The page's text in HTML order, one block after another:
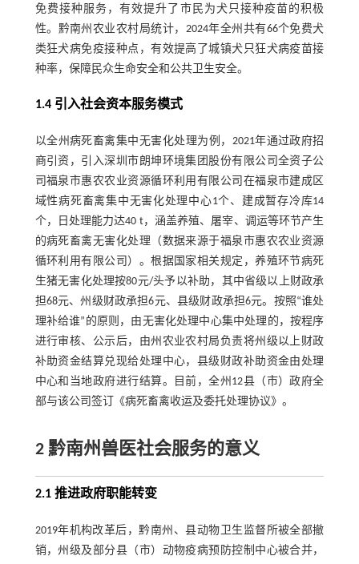
免费接种服务，有效提升了市民为犬只接种疫苗的积极
性。黔南州农业农村局统计，2024年全州共有66个免费犬
类狂犬病免疫接种点，有效提高了城镇犬只狂犬病疫苗接
种率，保障民众生命安全和公共卫生安全。
1.4 引入社会资本服务模式
以全州病死畜禽集中无害化处理为例，2021年通过政府招
商引资，引入深圳市朗坤环境集团股份有限公司全资子公
司福泉市惠农农业资源循环利用有限公司在福泉市建成区
域性病死畜禽集中无害化处理中心1个、建成暂存冷库14
个，日处理能力达40 t，涵盖养殖、屠宰、调运等环节产生
的病死畜禽无害化处理（数据来源于福泉市惠农农业资源
循环利用有限公司）。根据国家相关规定，养殖环节病死
生猪无害化处理按80元/头予以补助，其中省级以上财政承
担68元、州级财政承担6元、县级财政承担6元。按照“谁处
理补给谁”的原则，由无害化处理中心集中处理的，按程序
进行审核、公示后，由州农业农村局负责将州级以上财政
补助资金结算兑现给处理中心，县级财政补助资金由处理
中心和当地政府进行结算。目前，全州12县（市）政府全
部与该公司签订《病死畜禽收运及委托处理协议》。
2 黔南州兽医社会服务的意义
2.1 推进政府职能转变
2019年机构改革后，黔南州、县动物卫生监督所被全部撤
销，州级及部分县（市）动物疫病预防控制中心被合并，